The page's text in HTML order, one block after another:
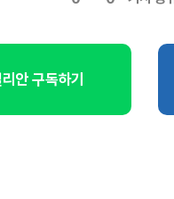
안 구독하기